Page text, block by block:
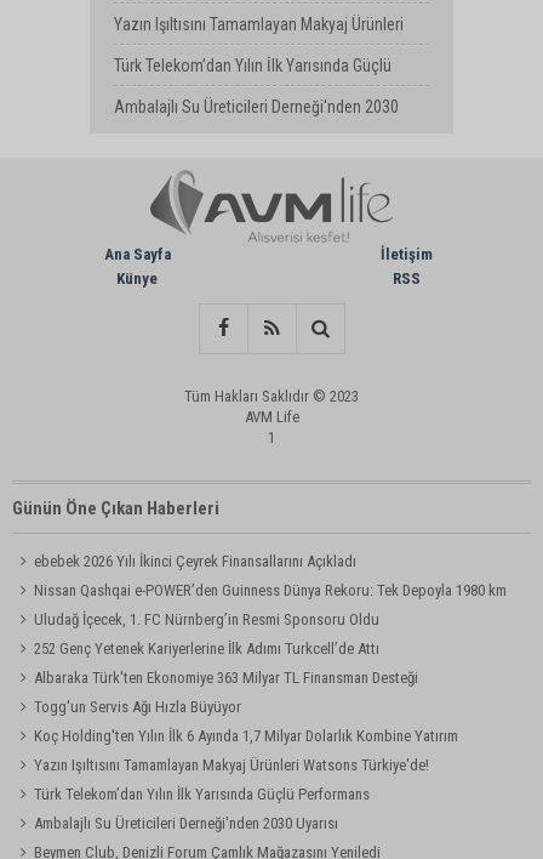
Dolarlık Kombine Yatırım
Yazın Işıltısını Tamamlayan Makyaj Ürünleri
Watsons Türkiye'de!
Türk Telekom’dan Yılın İlk Yarısında Güçlü
Performans
Ambalajlı Su Üreticileri Derneği'nden 2030
Ana Sayfa
Künye
İletişim
RSS
Tüm Hakları Saklıdır © 2023
AVM Life
1
Günün Öne Çıkan Haberleri
ebebek 2026 Yılı İkinci Çeyrek Finansallarını Açıkladı
Nissan Qashqai e-POWER’den Guinness Dünya Rekoru: Tek Depoyla 1980 km
Uludağ İçecek, 1. FC Nürnberg’in Resmi Sponsoru Oldu
252 Genç Yetenek Kariyerlerine İlk Adımı Turkcell’de Attı
Albaraka Türk'ten Ekonomiye 363 Milyar TL Finansman Desteği
Togg'un Servis Ağı Hızla Büyüyor
Koç Holding'ten Yılın İlk 6 Ayında 1,7 Milyar Dolarlık Kombine Yatırım
Yazın Işıltısını Tamamlayan Makyaj Ürünleri Watsons Türkiye'de!
Türk Telekom’dan Yılın İlk Yarısında Güçlü Performans
Ambalajlı Su Üreticileri Derneği'nden 2030 Uyarısı
Beymen Club, Denizli Forum Çamlık Mağazasını Yeniledi